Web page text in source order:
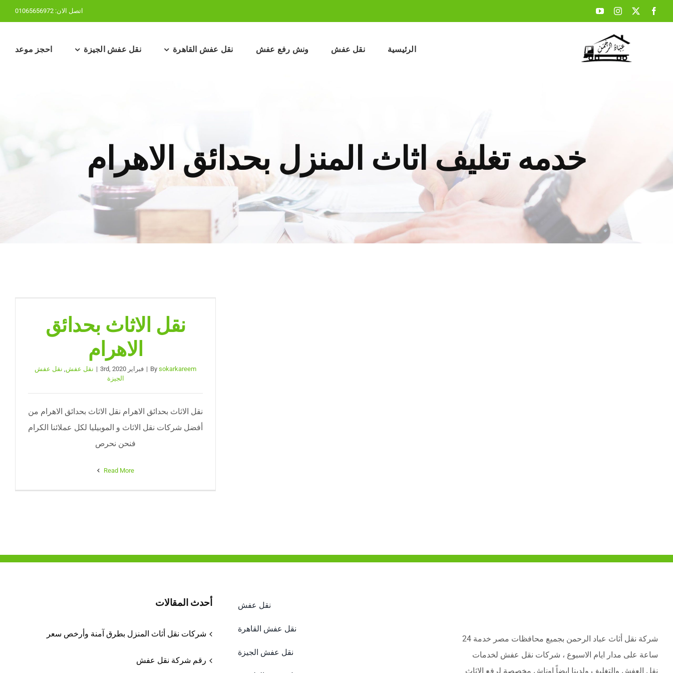
to
اتصل الان: 01065656972
الرئيسية نقل عفش ونش رفع عفش نقل عفش القاهرة نقل عفش الجيزة احجز موعد
خدمه تغليف اثاث المنزل بحدائق الاهرام
نقل الاثاث بحدائق
الاهرام
Bysokarkareem
| فبراير 3rd, 2020 | نقل عفش نقل عفش
الجيزة
نقل الاثاث بحدائق الاهرام نقل الاثاث بحدائق الاهرام من
أفضل شركات نقل الاثاث و الموبيليا لكل عملائنا الكرام
فنحن نحرص
Read More
شركة نقل أثاث عباد الرحمن بجميع محافظات مصر خدمة 24
ساعة على مدار ايام الاسبوع ، شركات نقل عفش لخدمات
نقل العفش والتغليف ولدينا ايضاً اوناش مخصصة لرفع الاثاث
نقل عفش
نقل عفش القاهرة
نقل عفش الجيزة
أحدث المقالات
شركات نقل أثاث المنزل بطرق آمنة وأرخص سعر
رقم شركة نقل عفش